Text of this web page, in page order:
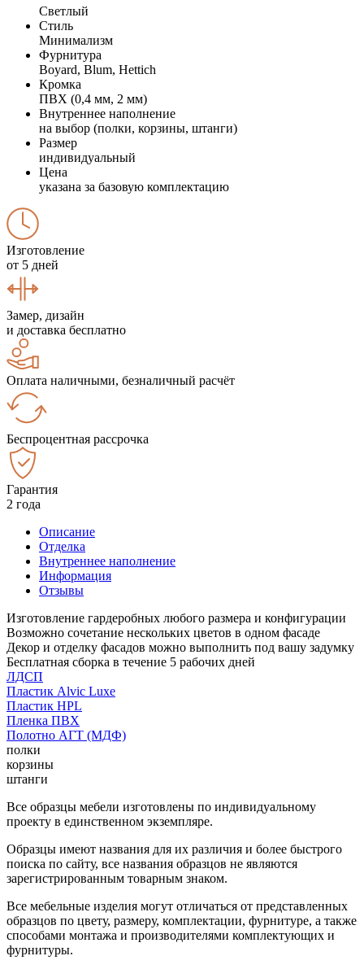
Светлый
Стиль
Минимализм
Фурнитура
Boyard, Blum, Hettich
Кромка
ПВХ (0,4 мм, 2 мм)
Внутреннее наполнение
на выбор (полки, корзины, штанги)
Размер
индивидуальный
Цена
указана за базовую комплектацию
Изготовление
от 5 дней
Замер, дизайн
и доставка бесплатно
Оплата наличными, безналичный расчёт
Беспроцентная рассрочка
Гарантия
2 года
Описание
Отделка
Внутреннее наполнение
Информация
Отзывы
Изготовление гардеробных любого размера и конфигурации
Возможно сочетание нескольких цветов в одном фасаде
Декор и отделку фасадов можно выполнить под вашу задумку
Бесплатная сборка в течение 5 рабочих дней
ЛДСП
Пластик Alvic Luxe
Пластик HPL
Пленка ПВХ
Полотно АГТ (МДФ)
полки
корзины
штанги
Все образцы мебели изготовлены по индивидуальному
проекту в единственном экземпляре.
Образцы имеют названия для их различия и более быстрого
поиска по сайту, все названия образцов не являются
зарегистрированным товарным знаком.
Все мебельные изделия могут отличаться от представленных
образцов по цвету, размеру, комплектации, фурнитуре, а также
способами монтажа и производителями комплектующих и
фурнитуры.